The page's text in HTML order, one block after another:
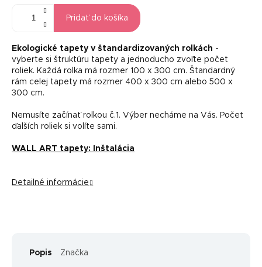
Pridať do košíka
Ekologické tapety v štandardizovaných rolkách -
vyberte si štruktúru tapety a jednoducho zvoľte počet
roliek. Každá rolka má rozmer 100 x 300 cm. Štandardný
rám celej tapety má rozmer 400 x 300 cm alebo 500 x
300 cm.
Nemusíte začínať rolkou č.1. Výber necháme na Vás. Počet
ďalších roliek si volíte sami.
WALL ART tapety: Inštalácia
Detailné informácie
Popis Značka